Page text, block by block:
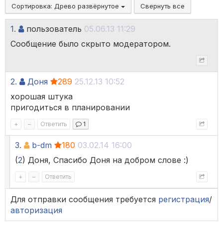
Сортировка: Древо развёрнутое Свернуть все
1. пользователь 05.06.13 11:29
Сообщение было скрыто модератором.
2. Доня 289 25.12.13 10:52
хорошая штука
пригодиться в планировании
+ – Ответить 1
3. b-dm 180 03.02.14 16:00
(2) Доня, Спасибо Доня на добром слове :)
+ – Ответить
Для отправки сообщения требуется регистрация/
авторизация